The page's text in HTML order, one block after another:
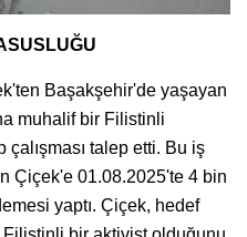
Başakşehir'de yaşayan
muhalif bir Filistinli
talep etti. Bu iş
Çiçek'e 01.08.2025'te 4 bin
yaptı. Çiçek, hedef